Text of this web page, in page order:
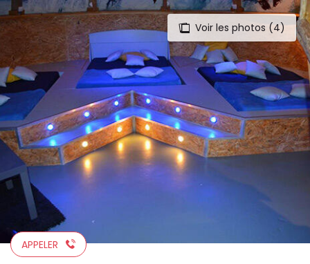
Aller
contenu
principal
Voir les photos (4)
APPELER